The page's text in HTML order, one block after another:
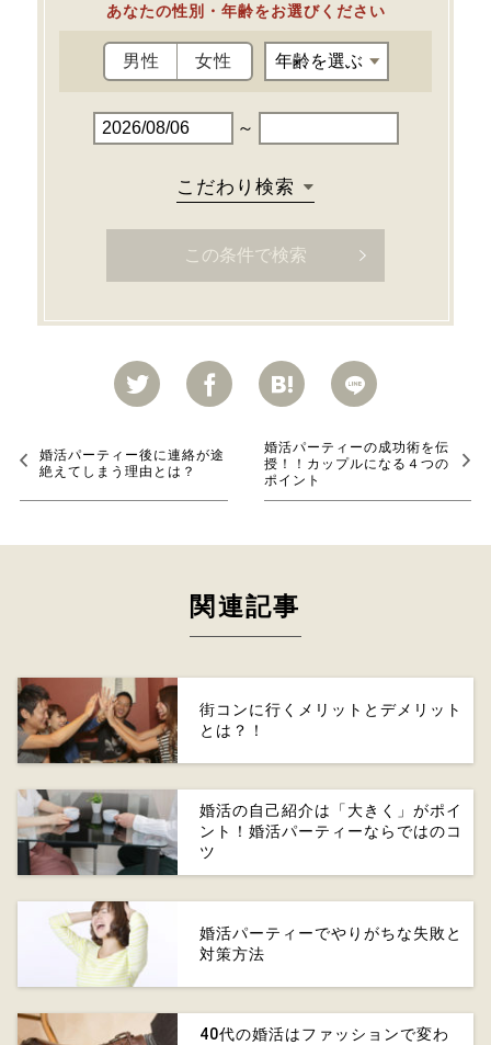
あなたの性別・年齢をお選びください
男性 女性
～
こだわり検索
婚活パーティー後に連絡が途
絶えてしまう理由とは？
婚活パーティーの成功術を伝
授！！カップルになる４つの
ポイント
関連記事
街コンに行くメリットとデメリット
とは？！
婚活の自己紹介は「大きく」がポイ
ント！婚活パーティーならではのコ
ツ
婚活パーティーでやりがちな失敗と
対策方法
40代の婚活はファッションで変わ